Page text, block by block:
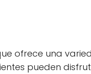
ofrece una
pueden